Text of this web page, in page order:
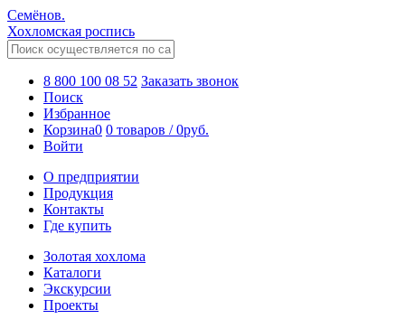
Семёнов.
Хохломская роспись
8 800 100 08 52 Заказать звонок
Поиск
Избранное
Корзина0 0 товаров /0руб.
Войти
О предприятии
Продукция
Контакты
Где купить
Золотая хохлома
Каталоги
Экскурсии
Проекты